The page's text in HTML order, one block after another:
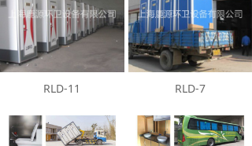
RLD-11 RLD-7